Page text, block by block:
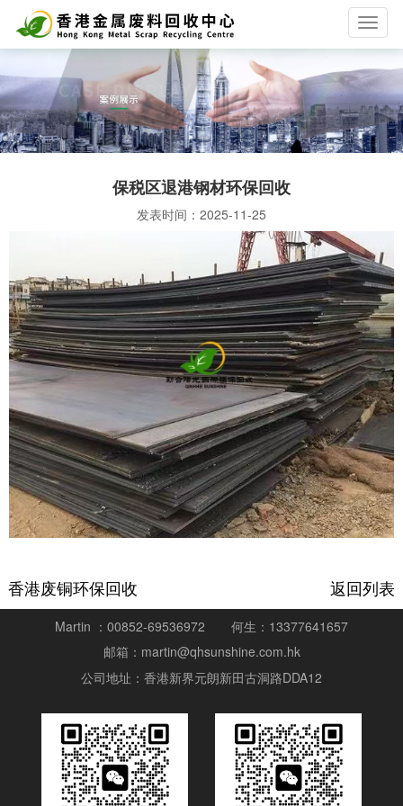
T
o
g
l
e
n
a
t
i
o
n
保税区退港钢材环保回收
发表时间： 2025-11-25
香港废铜环保回收 返回列表
Martin ：00852-69536972
何生：13377641657
邮箱：martin@qhsunshine.com.hk
公司地址：香港新界元朗新田古洞路DDA12